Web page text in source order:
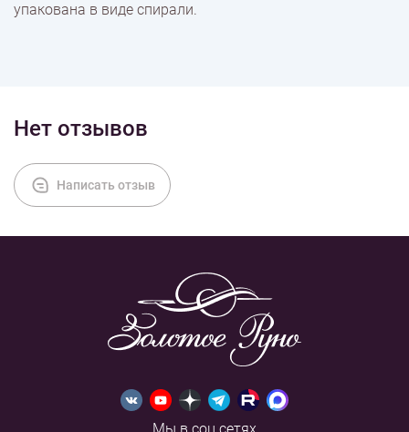
Оплата
упакована в виде спирали.
Нет отзывов
Написать отзыв